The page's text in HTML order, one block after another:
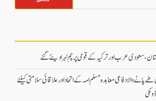
سعودی عرب اور ترکیہ کے قومی پرچم لہرا دیئے گئے
والا دفاعی معاہدہ مسلم امہ کے اتحاد اور علاقائی سلامتی کیلئے